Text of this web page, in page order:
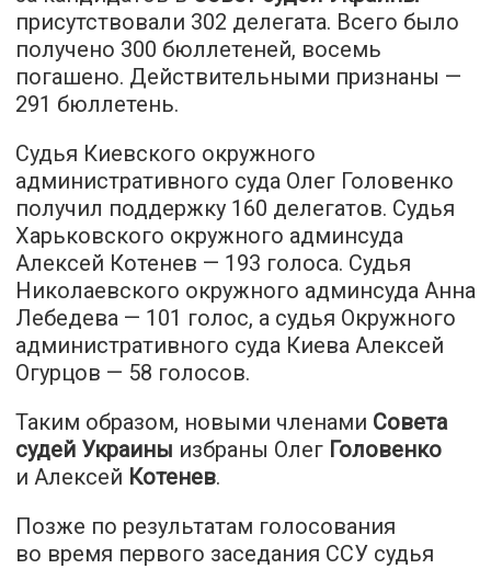
присутствовали 302 делегата. Всего было
получено 300 бюллетеней, восемь
погашено. Действительными признаны —
291 бюллетень.
Судья Киевского окружного
административного суда Олег Головенко
получил поддержку 160 делегатов. Судья
Харьковского окружного админсуда
Алексей Котенев — 193 голоса. Судья
Николаевского окружного админсуда Анна
Лебедева — 101 голос, а судья Окружного
административного суда Киева Алексей
Огурцов — 58 голосов.
Таким образом, новыми членами Совета
судей Украины избраны Олег Головенко
и Алексей Котенев.
Позже по результатам голосования
во время первого заседания ССУ судья